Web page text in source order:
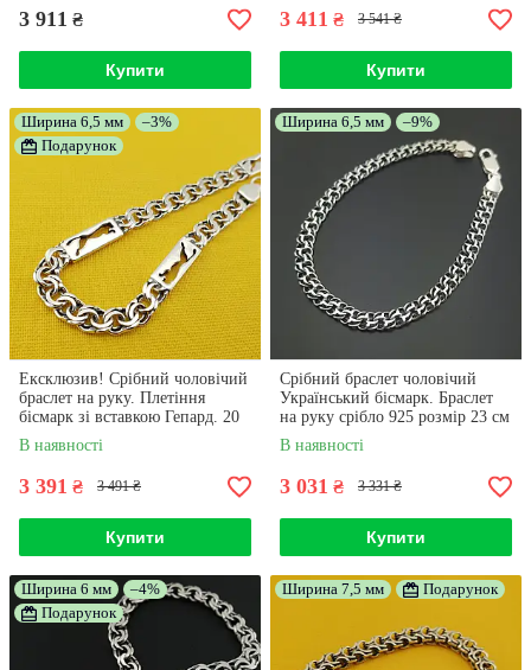
3 911 ₴
Купити
3 411 ₴ 3 541 ₴
Купити
Ширина 6,5 мм
–3%
Подарунок
Ексклюзив! Срібний чоловічий
браслет на руку. Плетіння
бісмарк зі вставкою Гепард. 20
см
В наявності
3 391 ₴ 3 491 ₴
Купити
Ширина 6,5 мм –9%
Срібний браслет чоловічий
Український бісмарк. Браслет
на руку срібло 925 розмір 23 см
В наявності
3 031 ₴ 3 331 ₴
Купити
Ширина 6 мм
–4%
Подарунок
Ширина 7,5 мм Подарунок